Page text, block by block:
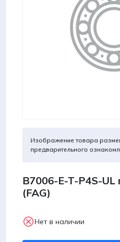
Изображение товара
предварительного
B7006-E-T-P4S-
(FAG)
Нет в наличии